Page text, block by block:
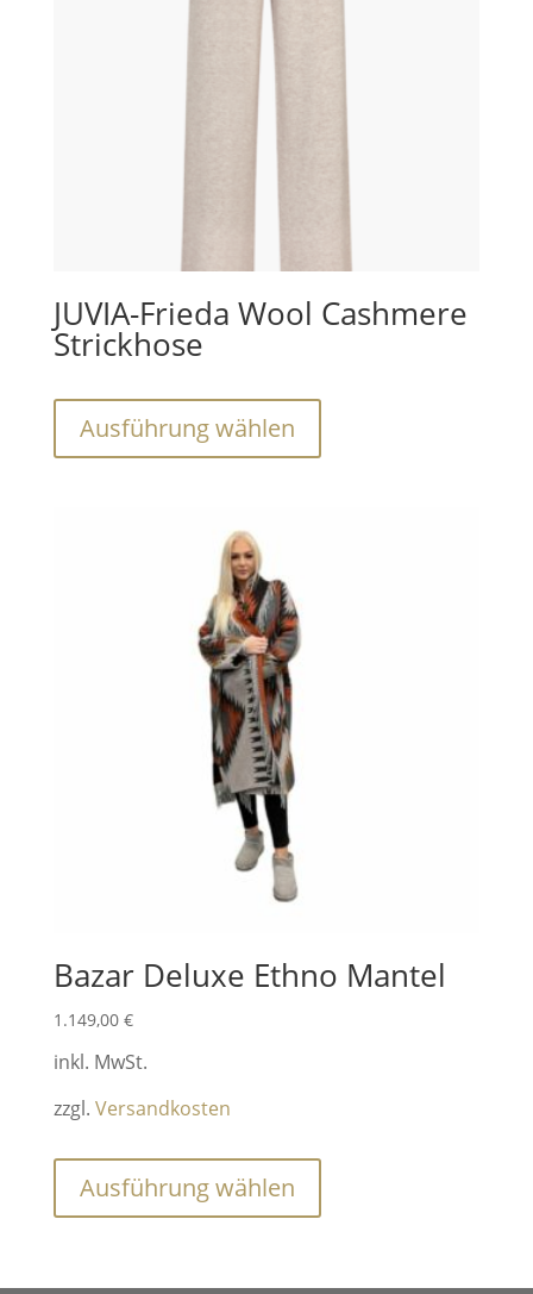
JUVIA-Frieda Wool Cashmere
Strickhose
Ausführung wählen
weist
Bazar Deluxe Ethno Mantel
1.149,00 €
inkl. MwSt.
zzgl. Versandkosten
Ausführung wählen
weist